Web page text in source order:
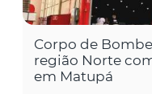
Corpo de
região Norte
em Matupá